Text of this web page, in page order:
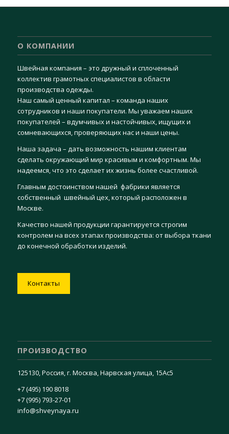
О КОМПАНИИ
Швейная компания – это дружный и сплоченный
коллектив грамотных специалистов в области
производства одежды.
Наш самый ценный капитал – команда наших
сотрудников и наши покупатели. Мы уважаем наших
покупателей – вдумчивых и настойчивых, ищущих и
сомневающихся, проверяющих нас и наши цены.
Наша задача – дать возможность нашим клиентам
сделать окружающий мир красивым и комфортным. Мы
надеемся, что это сделает их жизнь более счастливой.
Главным достоинством нашей фабрики является
собственный швейный цех, который расположен в
Москве.
Качество нашей продукции гарантируется строгим
контролем на всех этапах производства: от выбора ткани
до конечной обработки изделий.
Контакты
ПРОИЗВОДСТВО
125130, Россия, г. Москва, Нарвская улица, 15Ас5
+7 (495) 190 8018
+7 (995) 793-27-01
info@shveynaya.ru